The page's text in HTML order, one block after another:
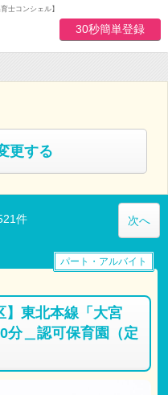
士コンシェル】
30秒簡単登録
更する
件 次へ
】東北本線「大宮
分＿認可保育園（定
パート・アルバイト